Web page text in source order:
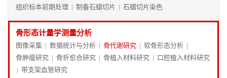
组织标本前期处理 | 制备石蜡切片 | 石蜡切片染色
骨形态计量学测量分析
图像采集 | 数据统计与分析 | 骨代谢研究 | 软骨形态分析 |
骨肿瘤研究 | 骨折愈合研究 | 骨植入材料研究 | 口腔植入材料研究
| 带支架血管研究